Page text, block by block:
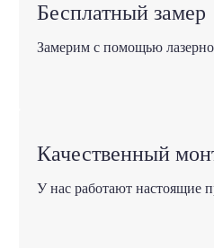
Бесплатный замер
Замерим с помощью
Качественный
У нас работают настоящие